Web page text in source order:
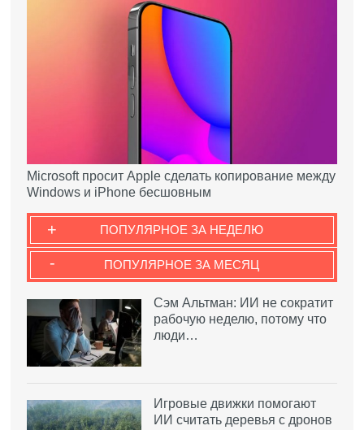
Microsoft просит Apple сделать копирование между
Windows и iPhone бесшовным
ПОПУЛЯРНОЕ ЗА НЕДЕЛЮ
+
ПОПУЛЯРНОЕ ЗА МЕСЯЦ
-
Сэм Альтман: ИИ не сократит
рабочую неделю, потому что
люди…
Игровые движки помогают
ИИ считать деревья с дронов